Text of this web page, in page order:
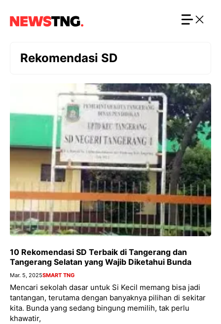
Rekomendasi SD
10 Rekomendasi SD Terbaik di Tangerang dan
Tangerang Selatan yang Wajib Diketahui Bunda
Mar. 5, 2025SMART TNG
Mencari sekolah dasar untuk Si Kecil memang bisa jadi
tantangan, terutama dengan banyaknya pilihan di sekitar
kita. Bunda yang sedang bingung memilih, tak perlu
khawatir,